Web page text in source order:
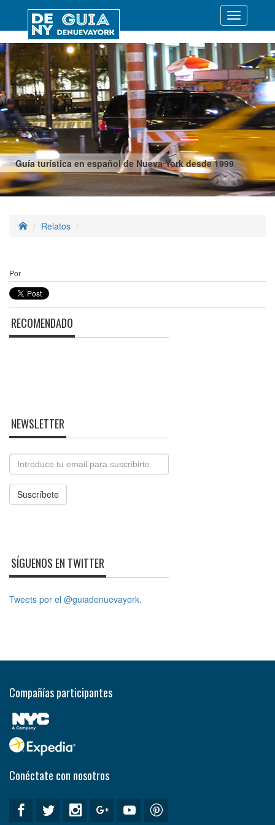
Guía turística en español de Nueva York desde 1999
Desplegar
Relatos
Por
RECOMENDADO
NEWSLETTER
Email
Suscríbete
SÍGUENOS EN TWITTER
Tweets por el @guiadenuevayork.
Compañías participantes
Conéctate con nosotros